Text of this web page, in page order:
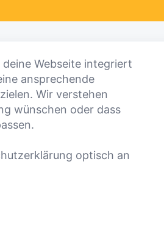
Webseite integriert
ansprechende
Wir verstehen
wünschen oder dass
optisch an